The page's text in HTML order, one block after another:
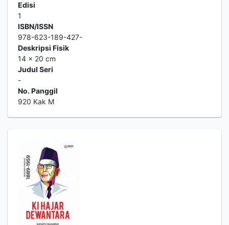
Edisi
1
ISBN/ISSN
978-623-189-427-
Deskripsi Fisik
14 x 20 cm
Judul Seri
-
No. Panggil
920 Kak M